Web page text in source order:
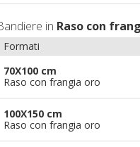
in Raso con
Formati
70X100 cm
Raso con frangia oro
100X150 cm
Raso con frangia oro